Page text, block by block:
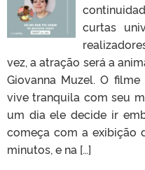
curtas
vez, a atração será a
Giovanna Muzel. O
vive tranquila com seu
um dia ele decide ir
começa com a exibição
minutos, e na […]